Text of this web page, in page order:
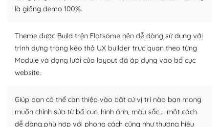
lời, giải đáp vấn đề của bạn.
Cộng đồng sử dụng WordPress sẵn sàng hỗ trợ bạn
– Đa dạng plugin và themes
Plugin mở rộng là thành phần cài đặt thêm vào
nhiều plugin trả phí hoặc miễn phí.
Nhờ lượng người dùng đông đảo, thư viện themes và
là giống demo 100%.
Theme được Build trên Flatsome nên dễ dàng sử dụng với
trình dựng trang kéo thả UX builder trực quan theo từng
Module và dạng lưới của layout đã áp dụng vào bố cục
website.
Giúp bạn có thể can thiệp vào bất cứ vị trí nào bạn mong
muốn chỉnh sửa từ bố cục, hình ảnh, màu sắc,… một cách
dễ dàng phù hợp với phong cách cũng như thương hiệu